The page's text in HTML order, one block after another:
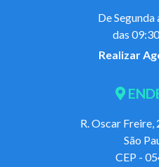
De
das
Realizar
R. Oscar
São
CEP -